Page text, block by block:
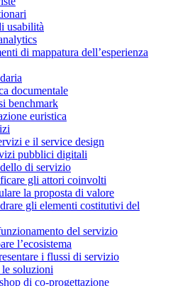
usabilità
di mappatura dell’esperienza
documentale
benchmark
euristica
e il service design
pubblici digitali
di servizio
gli attori coinvolti
la proposta di valore
gli elementi costitutivi del
del servizio
l’ecosistema
i flussi di servizio
soluzioni
di co-progettazione